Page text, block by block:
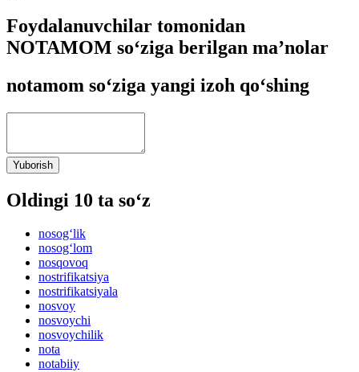
Foydalanuvchilar tomonidan
NOTAMOM so‘ziga berilgan ma’nolar
notamom so‘ziga yangi izoh qo‘shing
Yuborish
Oldingi 10 ta so‘z
nosog‘lik
nosog‘lom
nosqovoq
nostrifikatsiya
nostrifikatsiyala
nosvoy
nosvoychi
nosvoychilik
nota
notabiiy